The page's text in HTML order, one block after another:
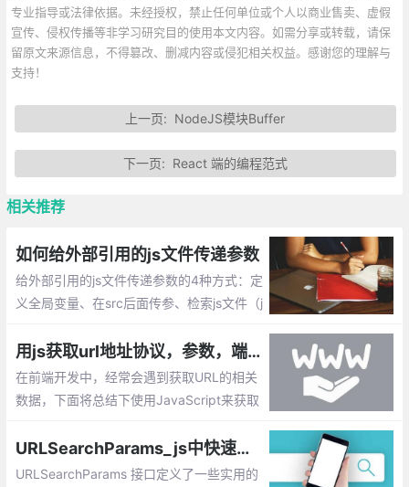
专业指导或法律依据。未经授权，禁止任何单位或个人以商业售卖、虚假
宣传、侵权传播等非学习研究目的使用本文内容。如需分享或转载，请保
留原文来源信息，不得篡改、删减内容或侵犯相关权益。感谢您的理解与
支持！
上一页: NodeJS模块Buffer
下一页: React 端的编程范式
相关推荐
如何给外部引用的js文件传递参数
给外部引用的js文件传递参数的4种方式：定
义全局变量、在src后面传参、检索js文件（j
用js获取url地址协议，参数，端口号，锚点等方法总汇
在前端开发中，经常会遇到获取URL的相关
数据，下面将总结下使用JavaScript来获取
法。
URLSearchParams_js中快速构造和获取URL查询参数的方法
URLSearchParams 接口定义了一些实用的